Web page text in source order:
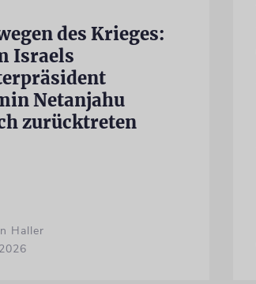
des Krieges:
Israels
Netanjahu
zurücktreten
Haller